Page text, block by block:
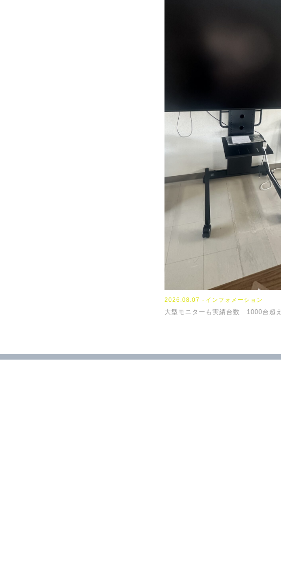
2026.08.07 インフォメーション
大型モニターも実績台数 1000台超え